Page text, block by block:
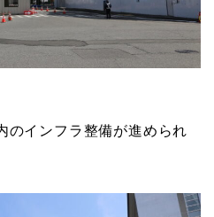
のインフラ整備が進められ